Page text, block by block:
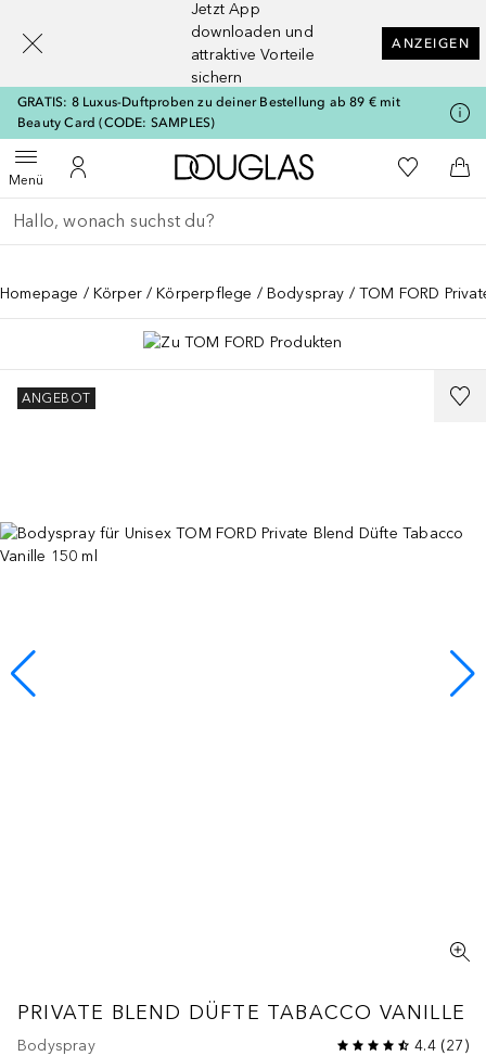
Jetzt App
downloaden und
attraktive Vorteile
sichern
ANZEIGEN
GRATIS: 8 Luxus-Duftproben zu deiner Bestellung ab 89 € mit
Beauty Card (CODE: SAMPLES)
MenüMenü öffnenZu Meinem Kundenkonto
Zur Douglas Startseite
Zu Meiner
Gehe zurück
Suche ausführen
Homepage Körper Körperpflege Bodyspray TOM FORD
ANGEBOT
PRIVATE BLEND DÜFTE TABACCO VANILLE
Bodyspray 4.4(27)
[navigation.slideout.screenreader]